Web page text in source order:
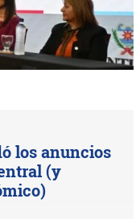
los anuncios
(y